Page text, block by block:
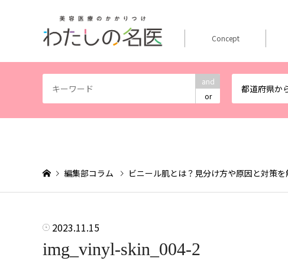
and
or
都道府県か
Concept
編集部コラム ビニール肌とは？見分け方や原因と対策を
2023.11.15
img_vinyl-skin_004-2